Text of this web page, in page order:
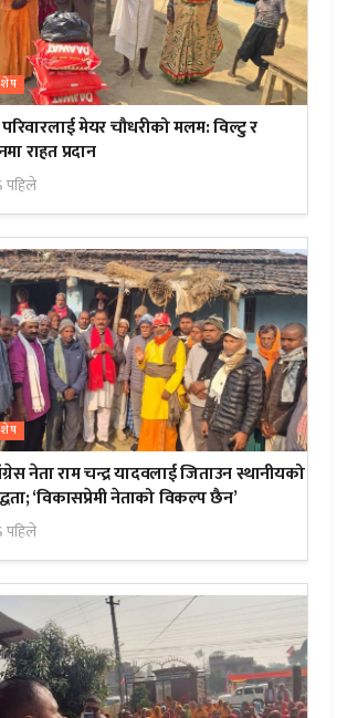
मेयर चौधरीको मलम: विल्टु र
राहत प्रदान
पहिले
नेता राम चन्द्र यादवलाई जिताउन स्थानीयको
‘विकासप्रेमी नेताको विकल्प छैन’
पहिले